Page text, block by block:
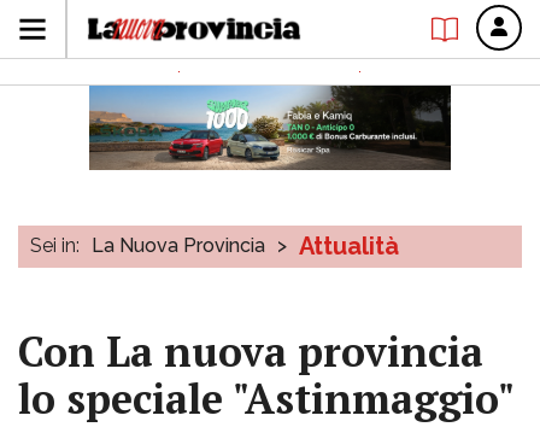
Sei in: La Nuova Provincia > Attualità
Con La nuova provincia
lo speciale "Astinmaggio"